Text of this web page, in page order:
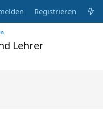
Registrieren
Lehrer